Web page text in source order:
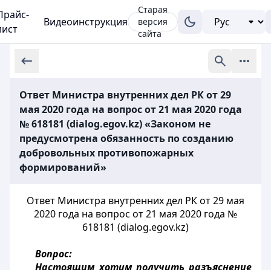
Видеоинструкция
Старая
версия
сайта
Ответ Министра внутренних дел РК от 29
мая 2020 года на вопрос от 21 мая 2020 года
№ 618181 (dialog.egov.kz) «Законом не
предусмотрена обязанность по созданию
добровольных противопожарных
формирований»
Ответ Министра внутренних дел РК от 29 мая
2020 года на вопрос от 21 мая 2020 года №
618181 (dialog.egov.kz)
Вопрос:
Настоящим хотим получить разъяснение